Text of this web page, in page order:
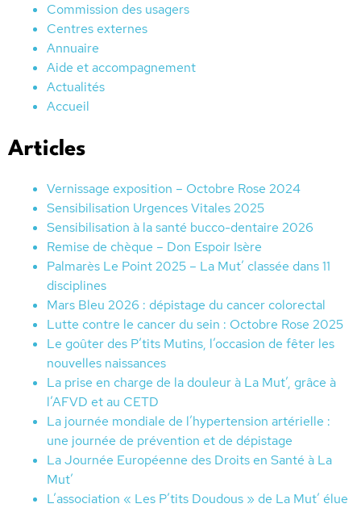
Commission des usagers
Centres externes
Annuaire
Aide et accompagnement
Actualités
Accueil
Articles
Vernissage exposition – Octobre Rose 2024
Sensibilisation Urgences Vitales 2025
Sensibilisation à la santé bucco-dentaire 2026
Remise de chèque – Don Espoir Isère
Palmarès Le Point 2025 – La Mut’ classée dans 11
disciplines
Mars Bleu 2026 : dépistage du cancer colorectal
Lutte contre le cancer du sein : Octobre Rose 2025
Le goûter des P’tits Mutins, l’occasion de fêter les
nouvelles naissances
La prise en charge de la douleur à La Mut’, grâce à
l’AFVD et au CETD
La journée mondiale de l’hypertension artérielle :
une journée de prévention et de dépistage
La Journée Européenne des Droits en Santé à La
Mut’
L’association « Les P’tits Doudous » de La Mut’ élue